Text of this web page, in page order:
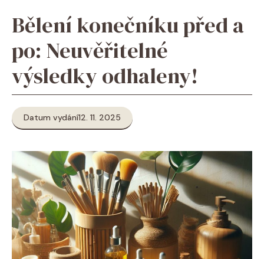
Bělení konečníku před a
po: Neuvěřitelné
výsledky odhaleny!
Datum vydání12. 11. 2025